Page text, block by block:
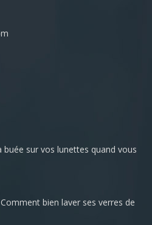
buée sur vos lunettes quand vous
bien laver ses verres de